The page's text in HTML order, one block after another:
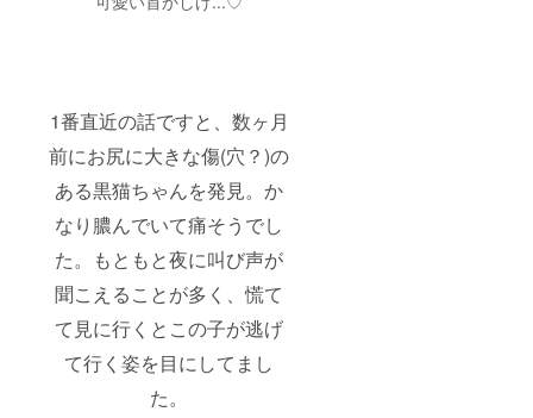
1番直近の話ですと、数ヶ月
前にお尻に大きな傷(穴？)の
ある黒猫ちゃんを発見。か
なり膿んでいて痛そうでし
た。もともと夜に叫び声が
聞こえることが多く、慌て
て見に行くとこの子が逃げ
て行く姿を目にしてまし
た。